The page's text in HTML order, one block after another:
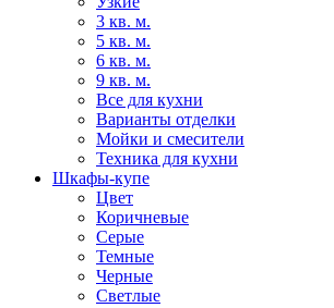
3 кв. м.
5 кв. м.
6 кв. м.
9 кв. м.
Все для кухни
Варианты отделки
Мойки и смесители
Техника для кухни
Шкафы-купе
Цвет
Коричневые
Серые
Темные
Черные
Светлые